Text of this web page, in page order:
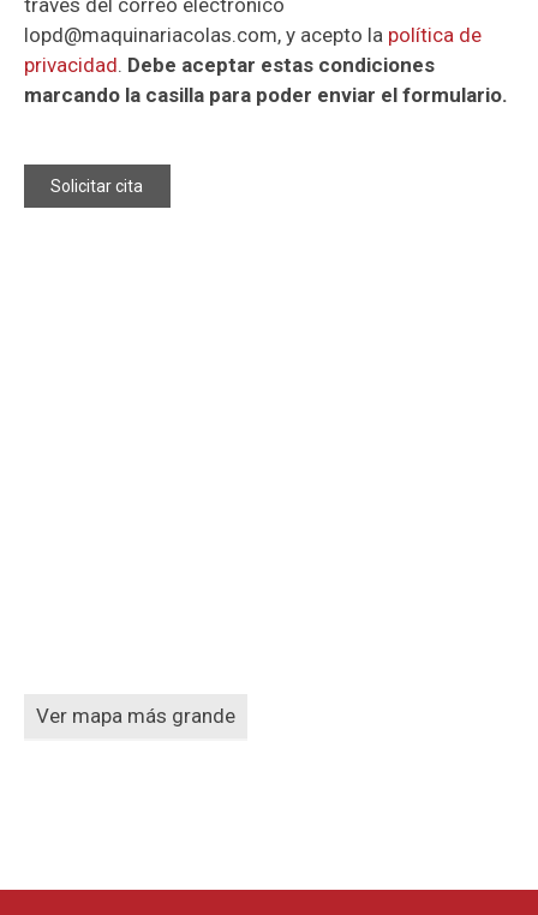
lopd@maquinariacolas.com, y acepto la política de
privacidad. Debe aceptar estas condiciones
marcando la casilla para poder enviar el formulario.
Ver mapa más grande